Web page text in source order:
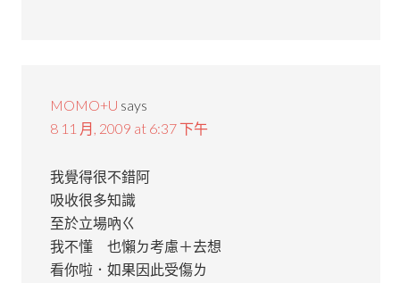
MOMO+U says
8 11 月, 2009 at 6:37 下午
我覺得很不錯阿
吸收很多知識
至於立場吶ㄍ
我不懂 也懶ㄉ考慮＋去想
看你啦．如果因此受傷ㄌ